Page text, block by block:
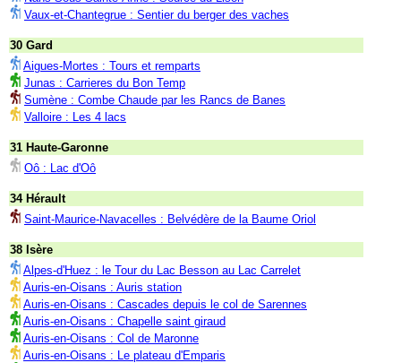
Vaux-et-Chantegrue : Sentier du berger des vaches
30 Gard
Aigues-Mortes : Tours et remparts
Junas : Carrieres du Bon Temp
Sumène : Combe Chaude par les Rancs de Banes
Valloire : Les 4 lacs
31 Haute-Garonne
Oô : Lac d'Oô
34 Hérault
Saint-Maurice-Navacelles : Belvédère de la Baume Oriol
38 Isère
Alpes-d'Huez : le Tour du Lac Besson au Lac Carrelet
Auris-en-Oisans : Auris station
Auris-en-Oisans : Cascades depuis le col de Sarennes
Auris-en-Oisans : Chapelle saint giraud
Auris-en-Oisans : Col de Maronne
Auris-en-Oisans : Le plateau d'Emparis